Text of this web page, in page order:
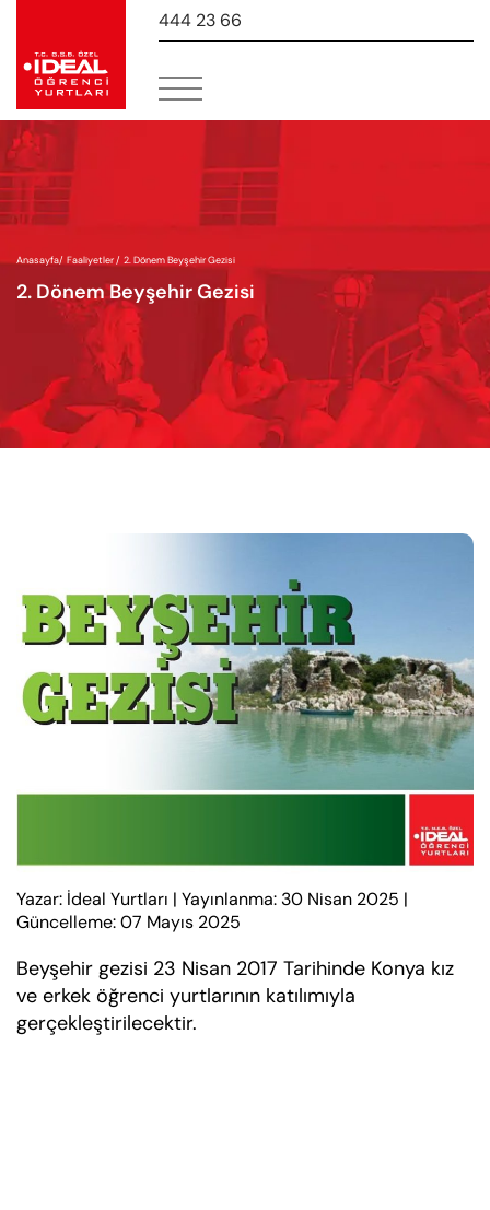
444 23 66
Anasayfa/ Faaliyetler / 2. Dönem Beyşehir Gezisi
2. Dönem Beyşehir Gezisi
Yazar: İdeal Yurtları | Yayınlanma: 30 Nisan 2025 |
Güncelleme: 07 Mayıs 2025
Beyşehir gezisi 23 Nisan 2017 Tarihinde Konya kız
ve erkek öğrenci yurtlarının katılımıyla
gerçekleştirilecektir.